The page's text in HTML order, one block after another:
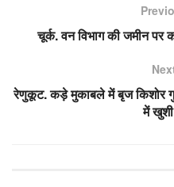
चूर्क. वन विभाग की जमीन
रेणुकूट. कड़े मुकाबले में बृज किशोर
में